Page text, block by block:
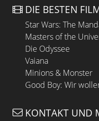
DIE BESTEN
Star Wars: The
Masters of the
Die Odyssee
Vaiana
Minions & Monster
Good Boy: Wir
KONTAKT UND